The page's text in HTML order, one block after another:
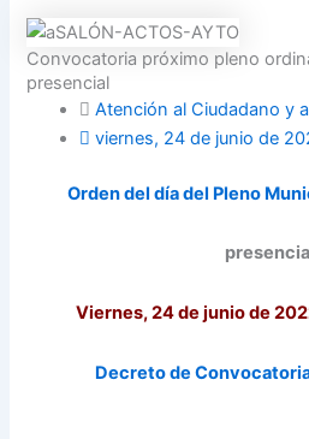
Convocatoria próximo pleno
presencial
Atención al Ciudadano y
viernes, 24 de junio de
Orden del día del Pleno
Viernes, 24 de junio de
Decretode